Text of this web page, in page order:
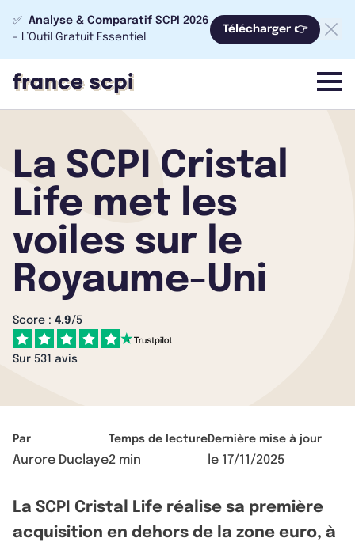
✅ Analyse & Comparatif SCPI 2026
- L’Outil Gratuit Essentiel
Télécharger 👉
menu
La SCPI Cristal
Life met les
voiles sur le
Royaume-Uni
Score : 4.9/5
Sur 531 avis
Par
Aurore Duclaye
Temps de lecture
2 min
Dernière mise à jour
le 17/11/2025
La SCPI Cristal Life réalise sa première
acquisition en dehors de la zone euro, à